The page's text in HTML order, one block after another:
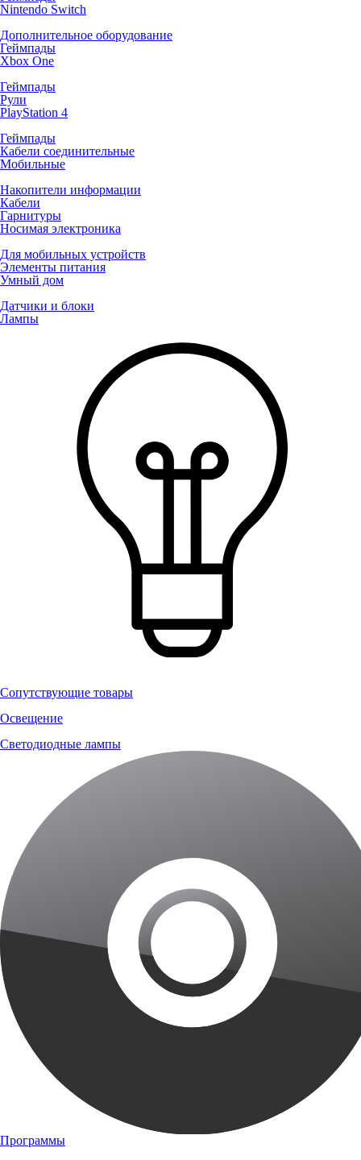
Nintendo Switch
Дополнительное оборудование
Геймпады
Xbox One
Геймпады
Рули
PlayStation 4
Геймпады
Кабели соединительные
Мобильные
Накопители информации
Кабели
Гарнитуры
Носимая электроника
Для мобильных устройств
Элементы питания
Умный дом
Датчики и блоки
Лампы
Сопутствующие товары
Освещение
Светодиодные лампы
Программы